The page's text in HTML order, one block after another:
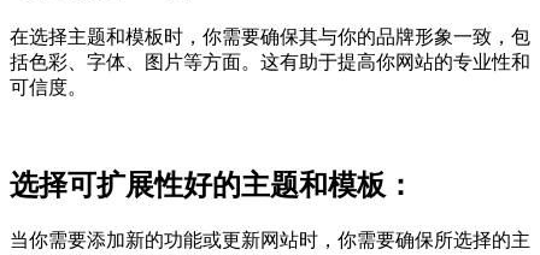
在选择主题和模板时，你需要确保其与你的品牌形象一致，包
括色彩、字体、图片等方面。这有助于提高你网站的专业性和
可信度。
选择可扩展性好的主题和模板：
当你需要添加新的功能或更新网站时，你需要确保所选择的主